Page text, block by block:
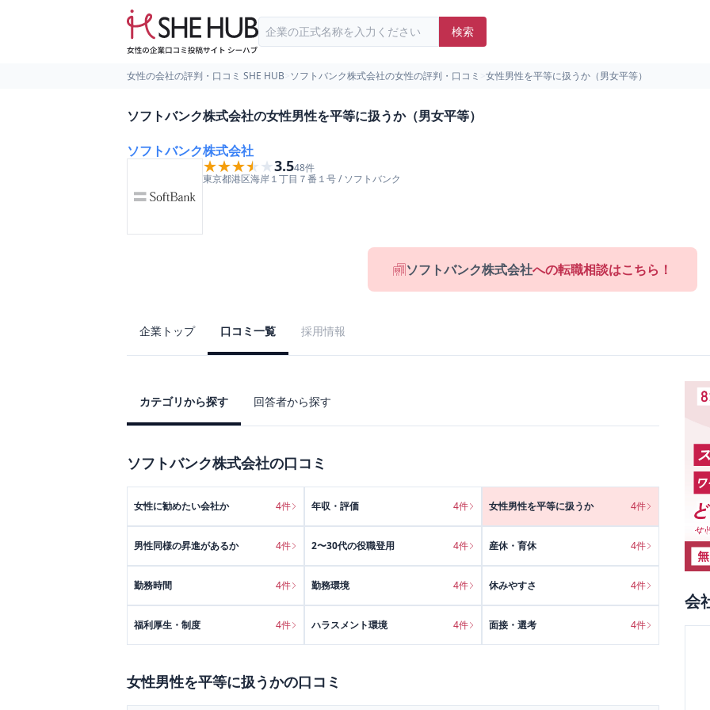
検索
女性の会社の評判・口コミ SHE HUB ソフトバンク株式会社の女性の評判・口コミ 女性男性を平等に扱うか（男女平等）
ソフトバンク株式会社の女性男性を平等に扱うか（男女平等）
ソフトバンク株式会社
★★★★★
★★★★★3.548件
東京都港区海岸１丁目７番１号/ソフトバンク
ソフトバンク株式会社への転職相談はこちら！
企業トップ 口コミ一覧 採用情報
カテゴリから探す 回答者から探す
ソフトバンク株式会社の口コミ
女性に勧めたい会社か 4件 年収・評価 4件 女性男性を平等に扱うか 4件
男性同様の昇進があるか 4件 2〜30代の役職登用 4件 産休・育休 4件
勤務時間 4件 勤務環境 4件 休みやすさ 4件
福利厚生・制度 4件 ハラスメント環境 4件 面接・選考 4件
女性男性を平等に扱うかの口コミ
会